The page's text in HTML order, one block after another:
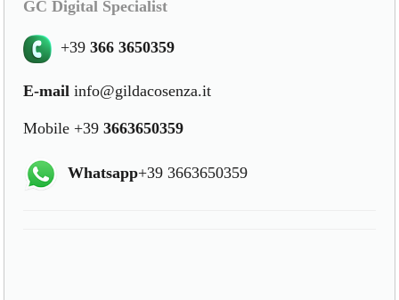
GC Digital Specialist
+39366 3650359
E-mail info@gildacosenza.it
Mobile +393663650359
Whatsapp+39 3663650359